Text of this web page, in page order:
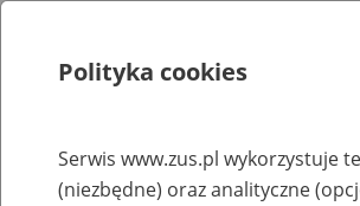
Struktura ZUS
Polityka cookies
Serwis www.zus.pl wykorzystuje
(niezbędne) oraz analityczne